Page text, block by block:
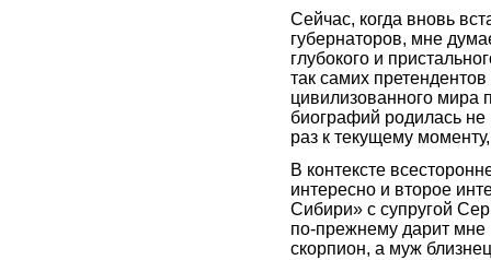
Сейчас, когда вновь
губернаторов, мне
глубокого и
так самих
цивилизованного мира
биографий родилась не
раз к текущему
В контексте
интересно и второе
Сибири» с супругой
по-прежнему дарит
скорпион, а муж